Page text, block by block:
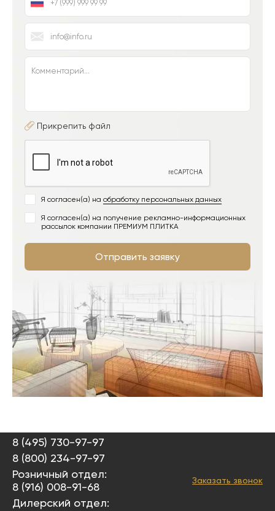
Прикрепить файл
Я согласен(а) на обработку персональных данных
Я согласен(а) на получение рекламно-информационных
рассылок компании ПРЕМИУМ ПЛИТКА
Отправить заявку
8 (495) 730-97-97
8 (800) 234-97-97
Розничный отдел:
8 (916) 008-91-68
Дилерский отдел:
Заказать звонок